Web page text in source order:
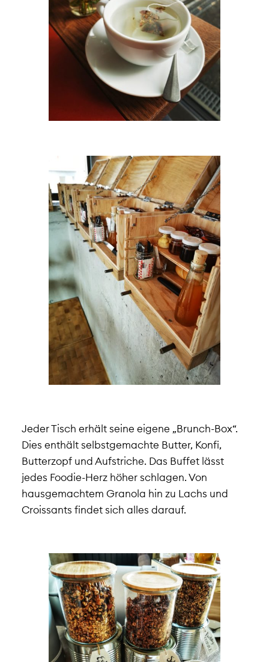
Jeder Tisch erhält seine eigene „Brunch-Box“.
Dies enthält selbstgemachte Butter, Konfi,
Butterzopf und Aufstriche. Das Buffet lässt
jedes Foodie-Herz höher schlagen. Von
hausgemachtem Granola hin zu Lachs und
Croissants findet sich alles darauf.